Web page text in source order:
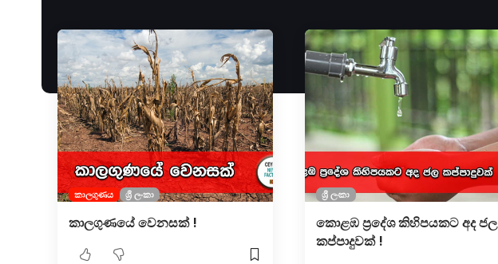
කාලගුණය ශ්‍රී ලංකා
කාලගුණයේ වෙනසක් !
ශ්‍රී ලංකා
කොළඹ ප්‍රදේශ කිහිපයකට අද ජල
කප්පාදුවක් !